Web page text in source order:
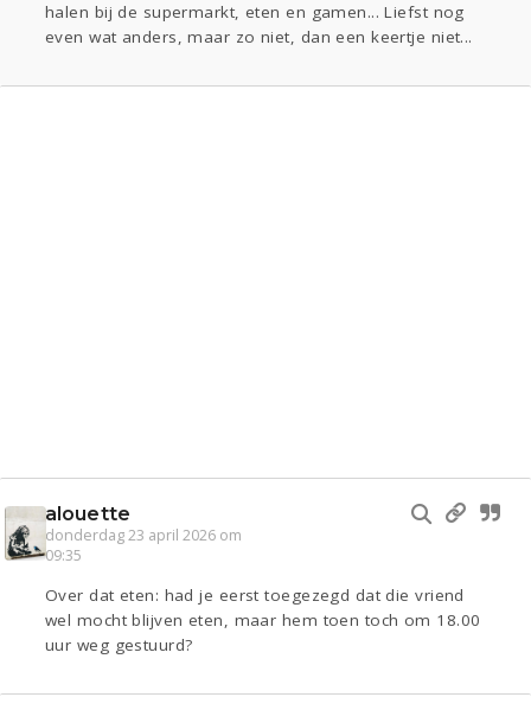
halen bij de supermarkt, eten en gamen... Liefst nog
even wat anders, maar zo niet, dan een keertje niet...
alouette
donderdag 23 april 2026 om
09:35
Over dat eten: had je eerst toegezegd dat die vriend
wel mocht blijven eten, maar hem toen toch om 18.00
uur weg gestuurd?